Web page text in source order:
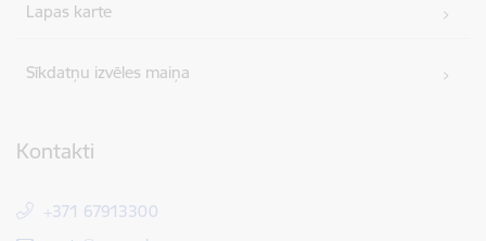
Lapas karte
Sīkdatņu izvēles maiņa
Kontakti
+371 67913300